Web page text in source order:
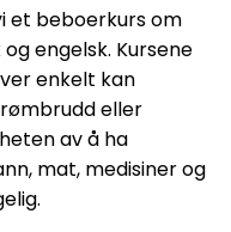
et beboerkurs om
engelsk. Kursene
enkelt kan
eller
av å ha
mat, medisiner og